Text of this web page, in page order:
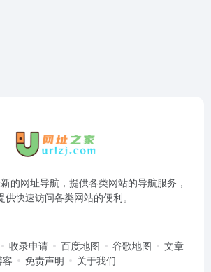
的网址导航，提供各类网站的导航服务，
供快速访问各类网站的便利。
收录申请 百度地图 谷歌地图
文章
客
免责声明 关于我们